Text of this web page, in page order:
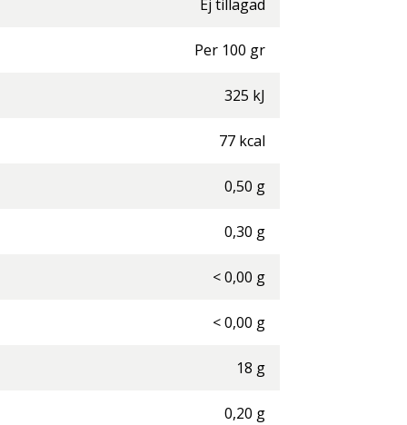
Ej tillagad
Per 100 gr
325 kJ
77 kcal
0,50 g
0,30 g
<0,00 g
<0,00 g
18 g
0,20 g